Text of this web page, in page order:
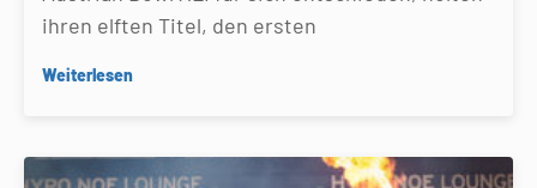
ihren elften Titel, den ersten
Weiterlesen